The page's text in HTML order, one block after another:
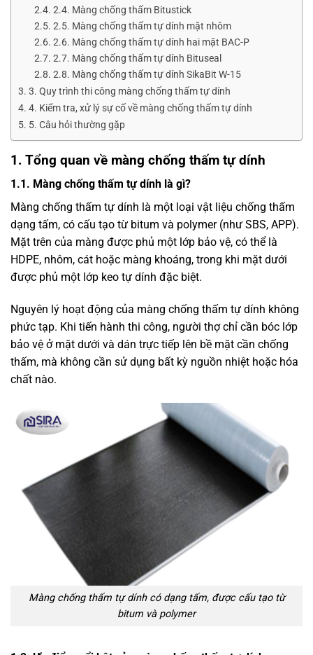
2.4. Màng chống thấm Bitustick
2.5. Màng chống thấm tự dính mặt nhôm
2.6. Màng chống thấm tự dính hai mặt BAC-P
2.7. Màng chống thấm tự dính Bituseal
2.8. Màng chống thấm tự dính SikaBit W-15
3. Quy trình thi công màng chống thấm tự dính
4. Kiểm tra, xử lý sự cố về màng chống thấm tự dính
5. Câu hỏi thường gặp
1. Tổng quan về màng chống thấm tự dính
1.1. Màng chống thấm tự dính là gì?
Màng chống thấm tự dính là một loại vật liệu chống thấm
dạng tấm, có cấu tạo từ bitum và polymer (như SBS, APP).
Mặt trên của màng được phủ một lớp bảo vệ, có thể là
HDPE, nhôm, cát hoặc màng khoáng, trong khi mặt dưới
được phủ một lớp keo tự dính đặc biệt.
Nguyên lý hoạt động của màng chống thấm tự dính không
phức tạp. Khi tiến hành thi công, người thợ chỉ cần bóc lớp
bảo vệ ở mặt dưới và dán trực tiếp lên bề mặt cần chống
thấm, mà không cần sử dụng bất kỳ nguồn nhiệt hoặc hóa
chất nào.
Màng chống thấm tự dính có dạng tấm, được cấu tạo từ
bitum và polymer